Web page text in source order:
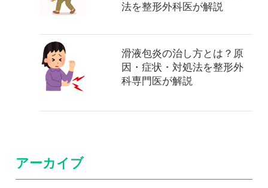
法を整形外科医が解説
滑液包炎の治し方とは？原
因・症状・対処法を整形外
科専門医が解説
アーカイブ